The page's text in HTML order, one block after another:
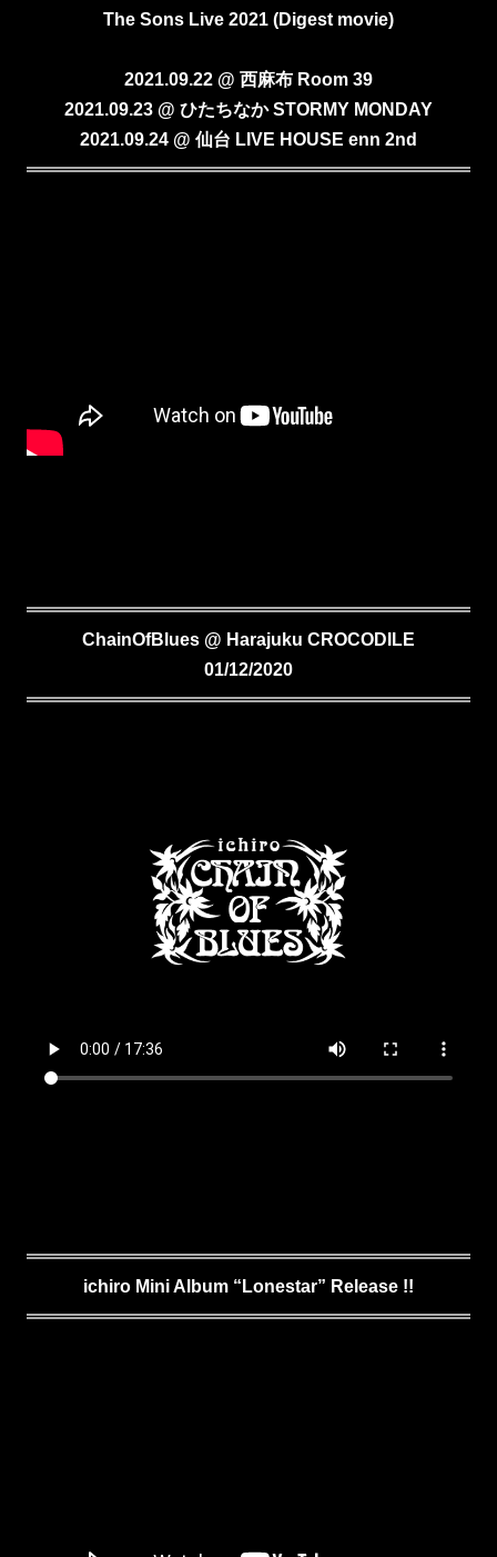
The Sons Live 2021 (Digest movie)
2021.09.22 @ 西麻布 Room 39
2021.09.23 @ ひたちなか STORMY MONDAY
2021.09.24 @ 仙台 LIVE HOUSE enn 2nd
ChainOfBlues @ Harajuku CROCODILE
01/12/2020
ichiro Mini Album “Lonestar” Release !!